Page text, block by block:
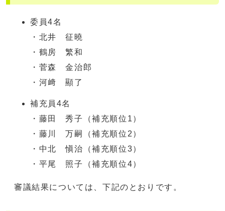
委員4名
・北井 征曉
・鶴房 繁和
・菅森 金治郎
・河﨑 顯了
補充員4名
・藤田 秀子（補充順位1）
・藤川 万嗣（補充順位2）
・中北 愼治（補充順位3）
・平尾 照子（補充順位4）
審議結果については、下記のとおりです。